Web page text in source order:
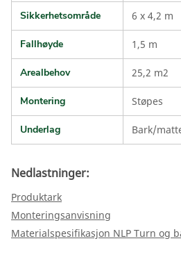
Sikkerhetsområde 6 x 4,2 m
Fallhøyde 1,5 m
Arealbehov 25,2 m2
Montering Støpes
Underlag Bark/
Nedlastninger:
Produktark
Monteringsanvisning
Materialspesifikasjon NLP Turn og